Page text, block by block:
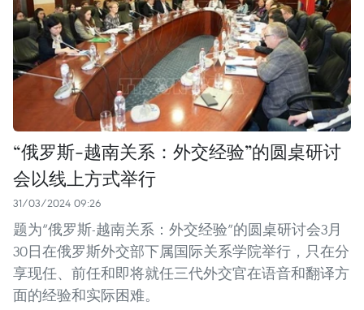
“俄罗斯-越南关系：外交经验”的圆桌研讨
会以线上方式举行
31/03/2024 09:26
题为“俄罗斯-越南关系：外交经验”的圆桌研讨会3月
30日在俄罗斯外交部下属国际关系学院举行，只在分
享现任、前任和即将就任三代外交官在语音和翻译方
面的经验和实际困难。